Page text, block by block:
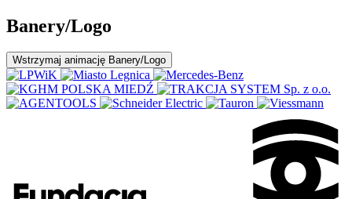
Banery/Logo
Wstrzymaj animację Banery/Logo